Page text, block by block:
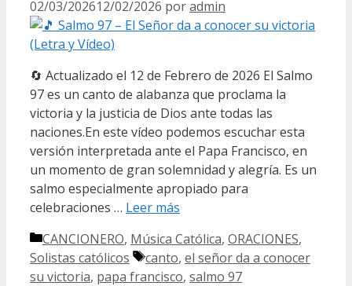
02/03/202612/02/2026 poradmin
🔄 Actualizado el 12 de Febrero de 2026 El Salmo
97 es un canto de alabanza que proclama la
victoria y la justicia de Dios ante todas las
naciones.En este vídeo podemos escuchar esta
versión interpretada ante el Papa Francisco, en
un momento de gran solemnidad y alegría. Es un
salmo especialmente apropiado para
celebraciones … Leer más
Categorías
CANCIONERO, Música Católica, ORACIONES,
Solistas católicos
Etiquetas
canto, el señor da a conocer
su victoria, papa francisco, salmo 97